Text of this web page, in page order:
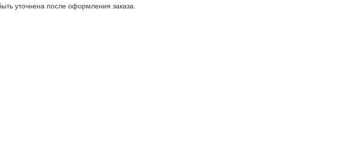
уточнена после оформления заказа.